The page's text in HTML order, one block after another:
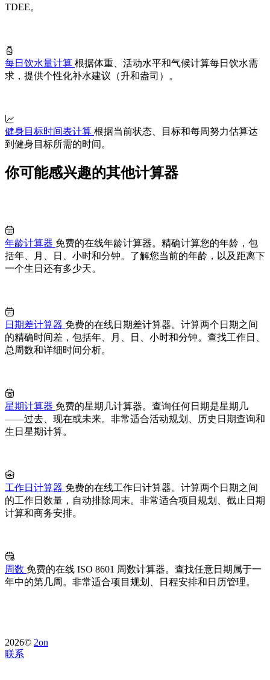
TDEE。
每日饮水量计算 根据体重、活动水平和气候计算每日饮水需
求，提供个性化补水建议（升和盎司）。
健身目标时间表计算 根据当前状态、目标和每周努力估算达
到健身目标所需的时间。
你可能感兴趣的其他计算器
年龄计算器 免费的在线年龄计算器。精确计算您的年龄，包
括年、月、日、小时和分钟。了解您当前的年龄，以及距离下
一个生日还有多少天。
日期差计算器 免费的在线日期差计算器。计算两个日期之间
的精确时间差，包括年、月、日、小时和分钟。查找工作日、
总周数和详细时间分析。
星期计算器 免费的星期几计算器。查询任何日期是星期几
——过去、现在或未来。非常适合活动规划、历史日期查询和
生日星期计算。
工作日计算器 免费的在线工作日计算器。计算两个日期之间
的工作日数量，自动排除周末。非常适合项目规划、截止日期
计算和商务安排。
周数 免费的在线 ISO 8601 周数计算器。查找任意日期属于一
年中的第几周。非常适合项目规划、日程安排和日历管理。
2026© 2on
联系